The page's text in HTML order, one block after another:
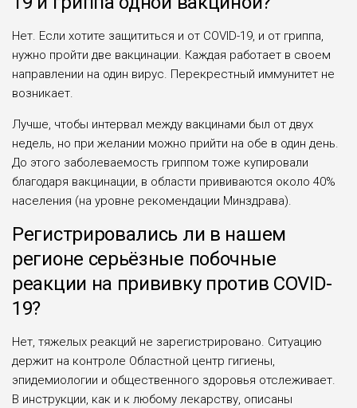
Нет. Если хотите защититься и от COVID-19, и от гриппа,
нужно пройти две вакцинации. Каждая работает в своем
направлении на один вирус. Перекрестный иммунитет не
возникает.
Лучше, чтобы интервал между вакцинами был от двух
недель, но при желании можно прийти на обе в один день.
До этого заболеваемость гриппом тоже купировали
благодаря вакцинации, в области прививаются около 40%
населения (на уровне рекомендации Минздрава).
Регистрировались ли в нашем
регионе серьёзные побочные
реакции на прививку против COVID-
19?
Нет, тяжелых реакций не зарегистрировано. Ситуацию
держит на контроле Областной центр гигиены,
эпидемиологии и общественного здоровья отслеживает.
В инструкции, как и к любому лекарству, описаны